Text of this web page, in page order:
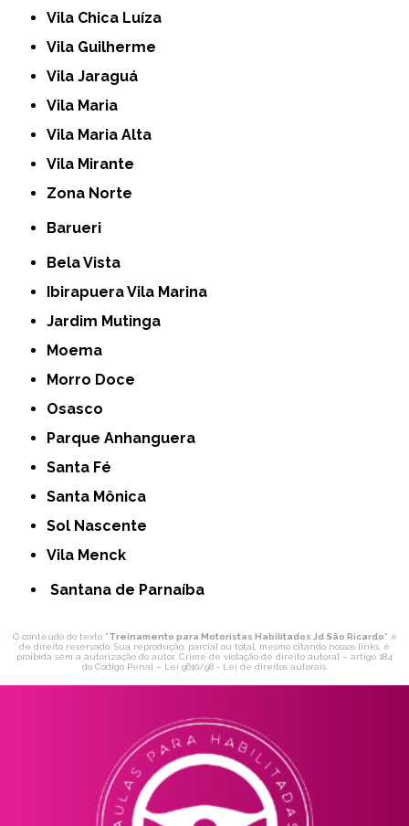
Vila Chica Luíza
Vila Guilherme
Vila Jaraguá
Vila Maria
Vila Maria Alta
Vila Mirante
Zona Norte
Barueri
Bela Vista
Ibirapuera Vila Marina
Jardim Mutinga
Moema
Morro Doce
Osasco
Parque Anhanguera
Santa Fé
Santa Mônica
Sol Nascente
Vila Menck
Santana de Parnaíba
O conteúdo do texto "Treinamento para Motoristas Habilitados Jd São Ricardo" é
de direito reservado. Sua reprodução, parcial ou total, mesmo citando nossos links, é
proibida sem a autorização do autor. Crime de violação de direito autoral – artigo 184
do Código Penal – Lei 9610/98 - Lei de direitos autorais.